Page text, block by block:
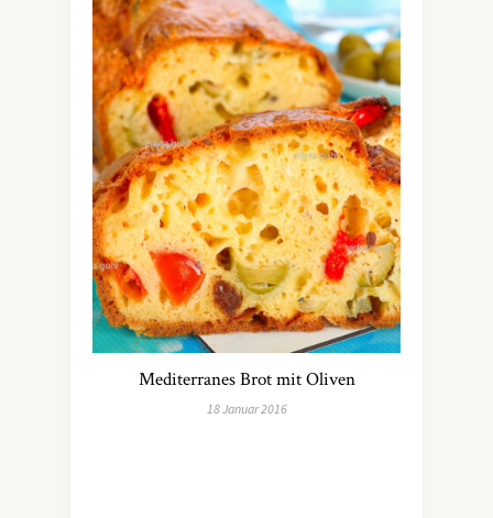
Mediterranes Brot mit Oliven
18 Januar 2016